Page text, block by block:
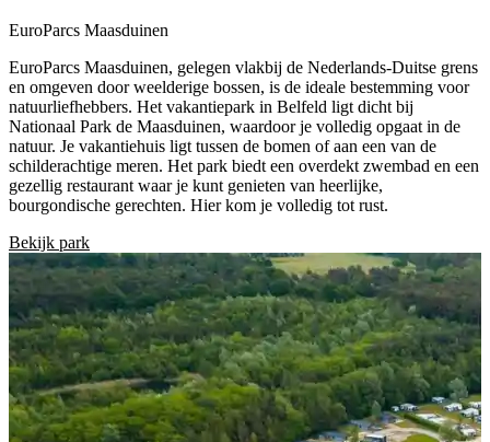
EuroParcs Maasduinen
EuroParcs Maasduinen, gelegen vlakbij de Nederlands-Duitse grens
en omgeven door weelderige bossen, is de ideale bestemming voor
natuurliefhebbers. Het vakantiepark in Belfeld ligt dicht bij
Nationaal Park de Maasduinen, waardoor je volledig opgaat in de
natuur. Je vakantiehuis ligt tussen de bomen of aan een van de
schilderachtige meren. Het park biedt een overdekt zwembad en een
gezellig restaurant waar je kunt genieten van heerlijke,
bourgondische gerechten. Hier kom je volledig tot rust.
Bekijk park